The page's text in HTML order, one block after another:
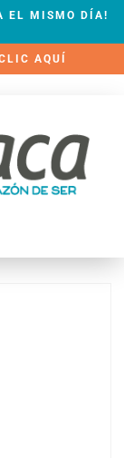
EL MISMO DÍA!
AQUÍ